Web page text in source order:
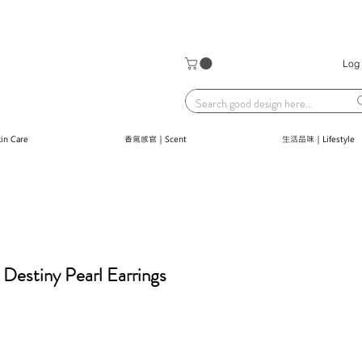
Log
Care 香氣感官｜Scent 生活品味｜Lifestyle
Pearl Earrings